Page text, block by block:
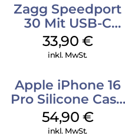
Zagg Speedport
30 Mit USB-C
Kabel Weiß
33,90 €
inkl. MwSt.
Apple iPhone 16
Pro Silicone Case
MagSafe Black
54,90 €
inkl. MwSt.